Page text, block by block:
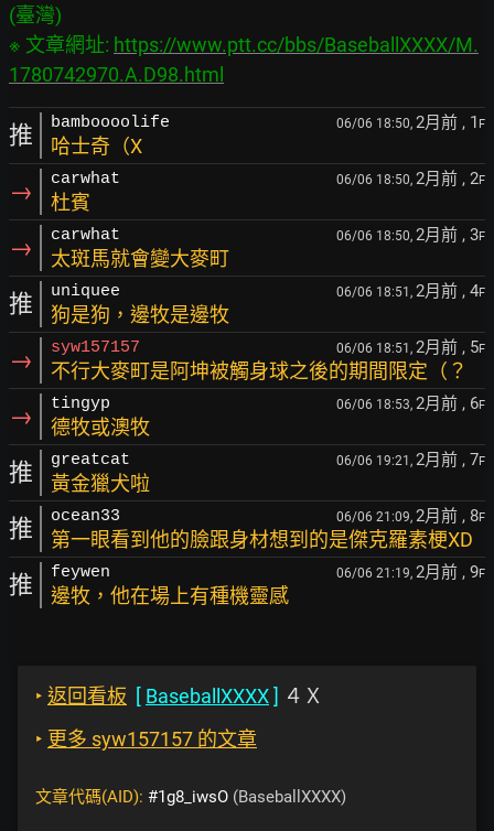
(臺灣)
※ 文章網址: https://www.ptt.cc/bbs/BaseballXXXX/M.
1780742970.A.D98.html
推 bamboooolife 06/06 18:50, 2月前 , 1 F
哈士奇（X
→ carwhat 06/06 18:50, 2月前 , 2F
杜賓
→ carwhat 06/06 18:50, 2月前 , 3F
太斑馬就會變大麥町
推 uniquee 06/06 18:51, 2月前 , 4F
狗是狗，邊牧是邊牧
→ syw157157 06/06 18:51, 2月前 , 5F
不行大麥町是阿坤被觸身球之後的期間限定（？
→ tingyp 06/06 18:53, 2月前 , 6F
德牧或澳牧
推 greatcat 06/06 19:21, 2月前 , 7F
黃金獵犬啦
推 ocean33 06/06 21:09, 2月前 , 8F
第一眼看到他的臉跟身材想到的是傑克羅素梗XD
推 feywen 06/06 21:19, 2月前 , 9F
邊牧，他在場上有種機靈感
‣ 返回看板 [ BaseballXXXX] ４Ｘ
‣ 更多 syw157157 的文章
文章代碼(AID): #1g8_iwsO (BaseballXXXX)